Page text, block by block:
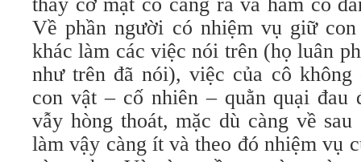
Về phần người có nhiệm vụ giữ
khác làm các việc nói trên (họ luân
như trên đã nói), việc của cô không
con vật – cố nhiên – quằn quại đau
vẫy hòng thoát, mặc dù càng về
làm vậy càng ít và theo đó nhiệm vụ